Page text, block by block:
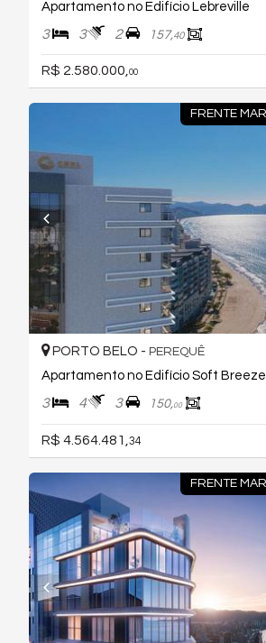
Apartamento no Edifício Lebreville
3 3 2 157,40
R$ 2.580.000,00
FRENTE
PORTO BELO - PEREQUÊ
Apartamento no Edifício Soft Breeze
3 4 3 150,00
R$ 4.564.481, 34
FRENTE